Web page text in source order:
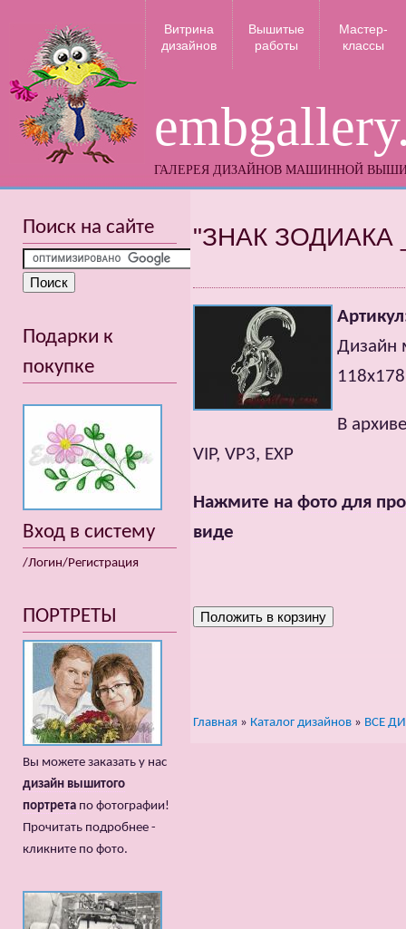
ГАЛЕРЕЯ ДИЗАЙНОВ МАШИННОЙ
Витрина
дизайнов
Вышитые
работы
Мастер-
классы
"ЗНАК ЗОДИАКА
Дизайн
В
VIP, VP3, EXP
Нажмите на фото для
виде
Главная » Каталог дизайнов » ВСЕ
Поиск на сайте
Подарки к
покупке
Вход в систему
/Логин/Регистрация
ПОРТРЕТЫ
Вы можете заказать у нас
дизайн вышитого
портрета по фотографии!
Прочитать подробнее -
кликните по фото.